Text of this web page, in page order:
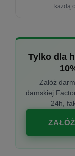
każdą
Tylko dla
Załóż
damskiej
24h,